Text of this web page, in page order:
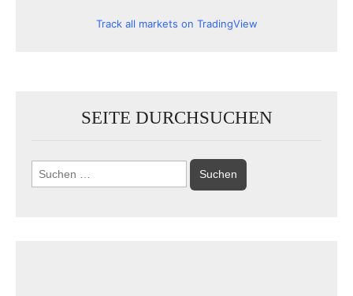
Track all markets on TradingView
SEITE DURCHSUCHEN
Suchen
nach: